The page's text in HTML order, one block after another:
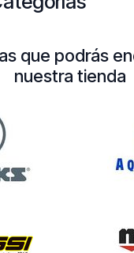
que podrás
nuestra tienda